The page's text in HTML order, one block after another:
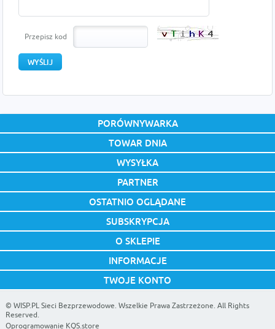
Przepisz kod
PORÓWNYWARKA
TOWAR DNIA
WYSYŁKA
PARTNER
OSTATNIO OGLĄDANE
SUBSKRYPCJA
O SKLEPIE
INFORMACJE
TWOJE KONTO
© WISP.PL Sieci Bezprzewodowe. Wszelkie Prawa Zastrzeżone. All Rights
Reserved.
Oprogramowanie KQS.store